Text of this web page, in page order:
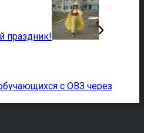
праздник!
с ОВЗ через